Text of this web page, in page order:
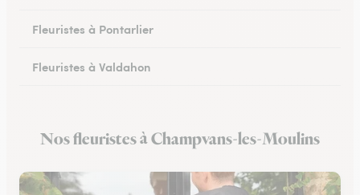
Fleuristes à Pontarlier
Fleuristes à Valdahon
Fleuristes à Avanne-Aveney
Nos fleuristes à Champvans-les-Moulins